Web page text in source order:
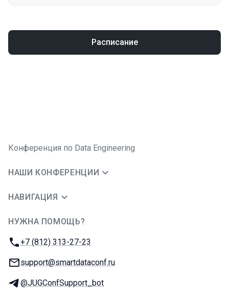
Расписание
Конференция по Data Engineering
НАШИ КОНФЕРЕНЦИИ
НАВИГАЦИЯ
НУЖНА ПОМОЩЬ?
Телефон:
+7 (812) 313-27-23
E-mail:
support@smartdataconf.ru
Телеграм:
@JUGConfSupport_bot